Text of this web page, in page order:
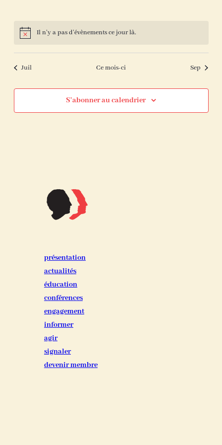
NoticeIl n’y a pas d’évènements ce jour là.
Juil Ce mois-ci Sep
S’abonner au calendrier
présentation
actualités
éducation
conférences
engagement
informer
agir
signaler
devenir membre